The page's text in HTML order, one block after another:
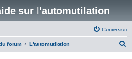
sur l'automutilation
Connexion
forum L'automutilation